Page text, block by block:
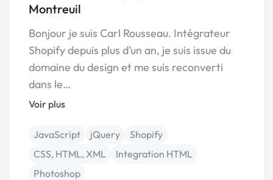
Montreuil
Bonjour je suis Carl Rousseau. Intégrateur
Shopify depuis plus d’un an, je suis issue du
domaine du design et me suis reconverti
dans le…
Voir plus
JavaScript jQuery
Shopify
CSS, HTML, XML
Integration HTML
Photoshop